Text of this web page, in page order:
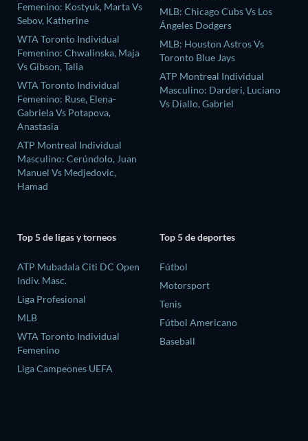
Femenino: Kostyuk, Marta Vs
Sebov, Katherine
WTA Toronto Individual
Femenino: Chwalinska, Maja
Vs Gibson, Talia
WTA Toronto Individual
Femenino: Ruse, Elena-
Gabriela Vs Potapova,
Anastasia
ATP Montreal Individual
Masculino: Cerúndolo, Juan
Manuel Vs Medjedovic,
Hamad
MLB: Chicago Cubs Vs Los
Ángeles Dodgers
MLB: Houston Astros Vs
Toronto Blue Jays
ATP Montreal Individual
Masculino: Darderi, Luciano
Vs Diallo, Gabriel
Top 5 de ligas y torneos
ATP Mubadala Citi DC Open
Indiv. Masc.
Liga Profesional
MLB
WTA Toronto Individual
Femenino
Liga Campeones UEFA
Top 5 de deportes
Fútbol
Motorsport
Tenis
Fútbol Americano
Baseball